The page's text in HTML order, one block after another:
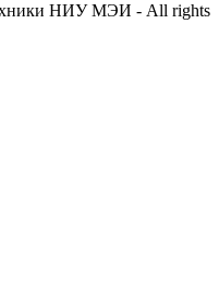
НИУ МЭИ - All rights